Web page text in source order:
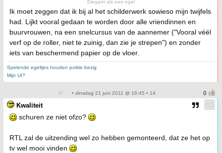
Elegant als een egel
Ik moet zeggen dat ik bij al het schilderwerk sowieso mijn twijfels
had. Lijkt vooral gedaan te worden door alle vriendinnen en
buurvrouwen, na een snelcursus van de aannemer ("Vooral véél
verf op de roller, niet te zuinig, dan zie je strepen") en zonder
iets van beschermend papier op de vloer.
Spelende egeltjes houden politie bezig
Mijn UI?
• dinsdag 21 juni 2011 @ 16:45 • 14
Kwaliteit
schuren ze niet ofzo?
RTL zal de uitzending wel zo hebben gemonteerd, dat ze het op
tv wel mooi vinden